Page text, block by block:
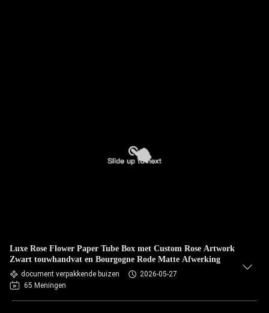
Luxe Rose Flower Paper Tube Box met Custom Rose Artwork
Zwart touwhandvat en Bourgogne Rode Matte Afwerking
document verpakkende buizen
2026-05-27
65 Meningen